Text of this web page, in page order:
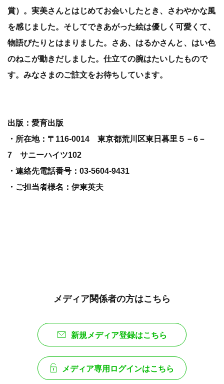
賞）。実美さんとはじめてお会いしたとき、さわやかな風
を感じました。そしてできあがった絵は優しく可愛くて、
物語ぴたりとはまりました。さあ、はるかさんと、はい色
のねこが動きだしました。仕立ての腕はたいしたもので
す。みなさまのご註文をお待ちしています。
出版：愛育出版
・所在地：〒116‐0014 東京都荒川区東日暮里５－6－
7 サニーハイツ102
・連絡先電話番号：03-5604-9431
・ご担当者様名：伊東英夫
メディア関係者の方はこちら
新規メディア登録はこちら
メディア専用ログインはこちら